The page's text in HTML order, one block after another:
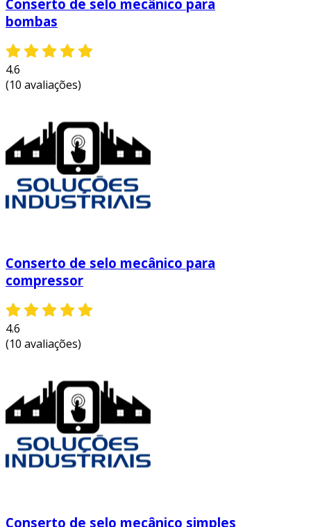
Conserto de selo mecânico para
bombas
4.6
(10 avaliações)
Conserto de selo mecânico para
compressor
4.6
(10 avaliações)
Conserto de selo mecânico simples